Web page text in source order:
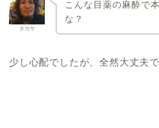
タカヤ
こんな目薬の麻酔で
な？
少し心配でしたが、全然大丈夫で